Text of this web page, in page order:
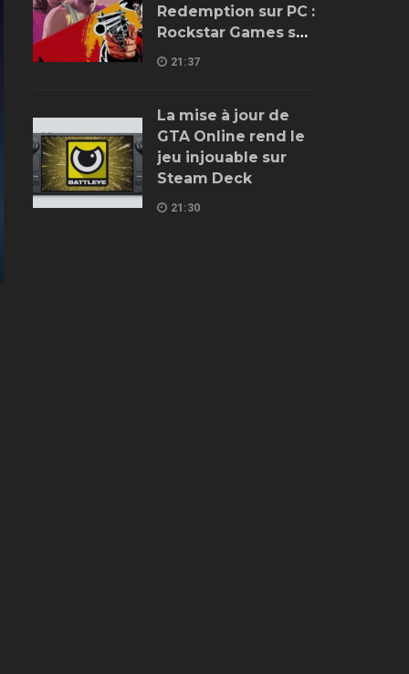
Redemption sur PC :
Rockstar Games se
trompe encore
21:37
La mise à jour de
GTA Online rend le
jeu injouable sur
Steam Deck
21:30